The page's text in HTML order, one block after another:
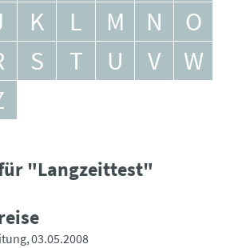
K L M N
O
S T U V
W
"Langzeittest"
03.05.2008